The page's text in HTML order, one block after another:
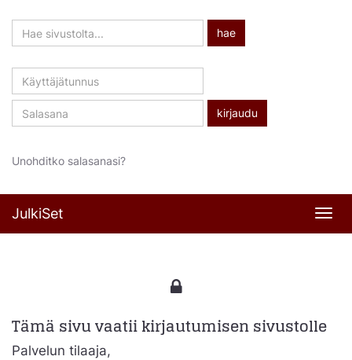
Hae
sivustolta
hae
Käyttäjätunnus
Salasana
Unohditko salasanasi?
JulkiSet
Tämä sivu vaatii kirjautumisen sivustolle
Palvelun tilaaja,